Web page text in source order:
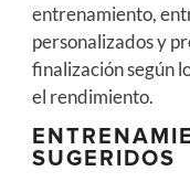
entrenamiento,
personalizados y
finalización según
el rendimiento.
SUGERIDOS